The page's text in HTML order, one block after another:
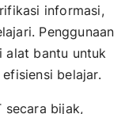
informasi,
Penggunaan
alat bantu untuk
belajar.
secara bijak,